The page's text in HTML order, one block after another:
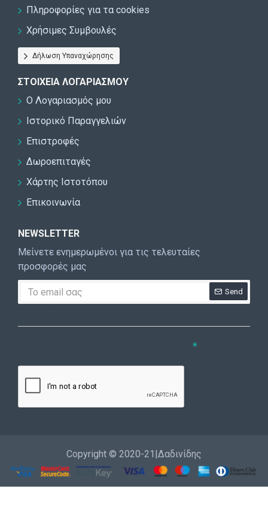
Πληροφορίες για τα cookies
Χρήσιμες Συμβουλές
Δήλωση Υπαναχώρησης
ΣΤΟΙΧΕΊΑ ΛΟΓΑΡΙΑΣΜΟΎ
Ο Λογαριασμός μου
Ιστορικό Παραγγελιών
Επιστροφές
Δωροεπιταγές
Χάρτης Ιστοτόπου
Επικοινωνία
NEWSLETTER
Μείνετε ενημερωμένοι για τις τελευταίες
προσφορές μας
Send
Copyright © 2020-21|Δαδινίδης
Σύνδεση Εγγραφή Επικοινωνία Καλέστε μας